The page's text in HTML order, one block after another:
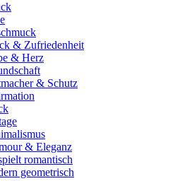
& Zufriedenheit
& Herz
& Schutz
& Eleganz
romantisch
geometrisch